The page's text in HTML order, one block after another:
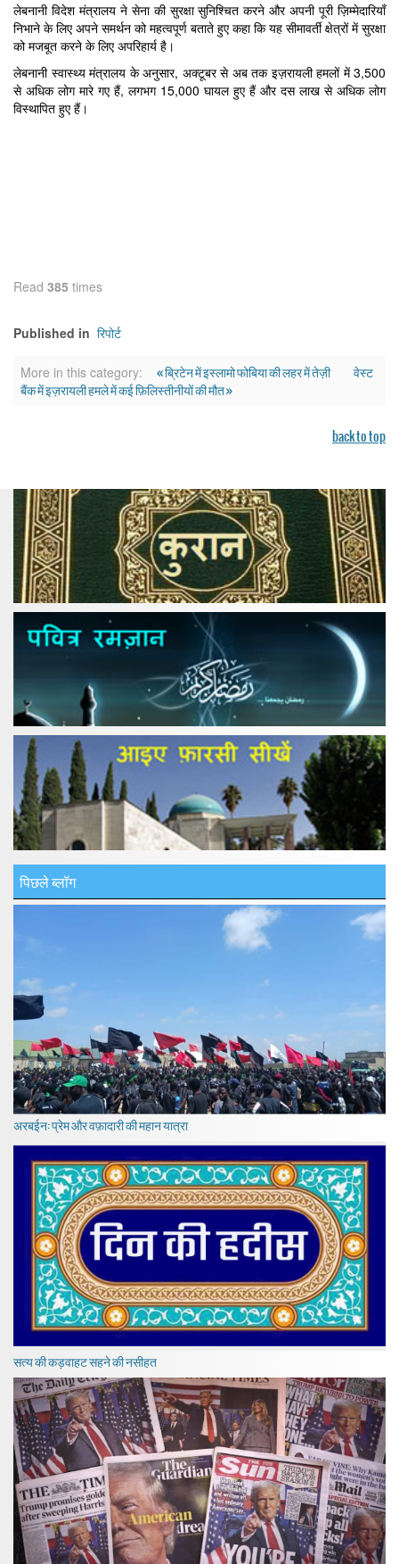
लेबनानी विदेश मंत्रालय ने सेना की सुरक्षा सुनिश्चित करने और अपनी पूरी ज़िम्मेदारियाँ
निभाने के लिए अपने समर्थन को महत्वपूर्ण बताते हुए कहा कि यह सीमावर्ती क्षेत्रों में सुरक्षा
को मजबूत करने के लिए अपरिहार्य है।
लेबनानी स्वास्थ्य मंत्रालय के अनुसार, अक्टूबर से अब तक इज़रायली हमलों में 3,500
से अधिक लोग मारे गए हैं, लगभग 15,000 घायल हुए हैं और दस लाख से अधिक लोग
विस्थापित हुए हैं।
Read 385 times
Published in रिपोर्ट
More in this category: « ब्रिटेन में इस्लामो फोबिया की लहर में तेज़ी
वेस्ट
बैंक में इज़रायली हमले में कई फ़िलिस्तीनीयों की मौत »
back to top
पिछले ब्लॉग
अरबईन: प्रेम और वफ़ादारी की महान यात्रा
सत्य की कड़वाहट सहने की नसीहत